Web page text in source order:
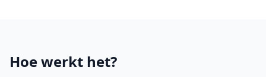
Hoe werkt het?